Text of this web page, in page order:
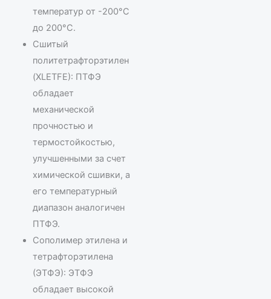
температур от -200°C
до 200°C.
Сшитый
политетрафторэтилен
(XLETFE): ПТФЭ
обладает
механической
прочностью и
термостойкостью,
улучшенными за счет
химической сшивки, а
его температурный
диапазон аналогичен
ПТФЭ.
Сополимер этилена и
тетрафторэтилена
(ЭТФЭ): ЭТФЭ
обладает высокой